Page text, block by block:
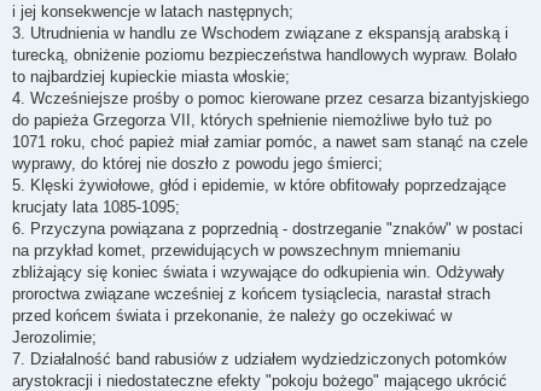
i jej konsekwencje w latach następnych;
3. Utrudnienia w handlu ze Wschodem związane z ekspansją arabską i
turecką, obniżenie poziomu bezpieczeństwa handlowych wypraw. Bolało
to najbardziej kupieckie miasta włoskie;
4. Wcześniejsze prośby o pomoc kierowane przez cesarza bizantyjskiego
do papieża Grzegorza VII, których spełnienie niemożliwe było tuż po
1071 roku, choć papież miał zamiar pomóc, a nawet sam stanąć na czele
wyprawy, do której nie doszło z powodu jego śmierci;
5. Klęski żywiołowe, głód i epidemie, w które obfitowały poprzedzające
krucjaty lata 1085-1095;
6. Przyczyna powiązana z poprzednią - dostrzeganie "znaków" w postaci
na przykład komet, przewidujących w powszechnym mniemaniu
zbliżający się koniec świata i wzywające do odkupienia win. Odżywały
proroctwa związane wcześniej z końcem tysiąclecia, narastał strach
przed końcem świata i przekonanie, że należy go oczekiwać w
Jerozolimie;
7. Działalność band rabusiów z udziałem wydziedziczonych potomków
arystokracji i niedostateczne efekty "pokoju bożego" mającego ukrócić